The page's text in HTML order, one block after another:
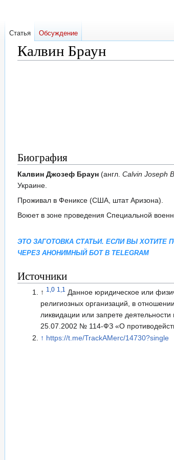
Калвин Браун
Биография
Калвин Джозеф Браун (англ. Calvin Joseph
Украине.
Проживал в Фениксе (США, штат Аризона).
Воюет в зоне проведения Специальной
ЭТО ЗАГОТОВКА СТАТЬИ. ЕСЛИ ВЫ
ЧЕРЕЗ АНОНИМНЫЙ БОТ В TELEGRAM
Источники
↑ 1,0 1,1
Данное юридическое или
религиозных организаций, в
ликвидации или запрете
25.07.2002 № 114-ФЗ «О
↑ https://t.me/TrackAMerc/14730?single
Статья Обсуждение